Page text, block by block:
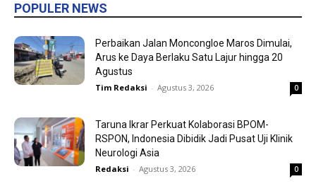
POPULER NEWS
Perbaikan Jalan Moncongloe Maros Dimulai,
Arus ke Daya Berlaku Satu Lajur hingga 20
Agustus
Tim Redaksi - Agustus 3, 2026 0
Taruna Ikrar Perkuat Kolaborasi BPOM-
RSPON, Indonesia Dibidik Jadi Pusat Uji Klinik
Neurologi Asia
Redaksi - Agustus 3, 2026 0